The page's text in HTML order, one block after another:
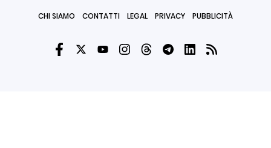
CHI SIAMO CONTATTI LEGAL PRIVACY PUBBLICITÀ